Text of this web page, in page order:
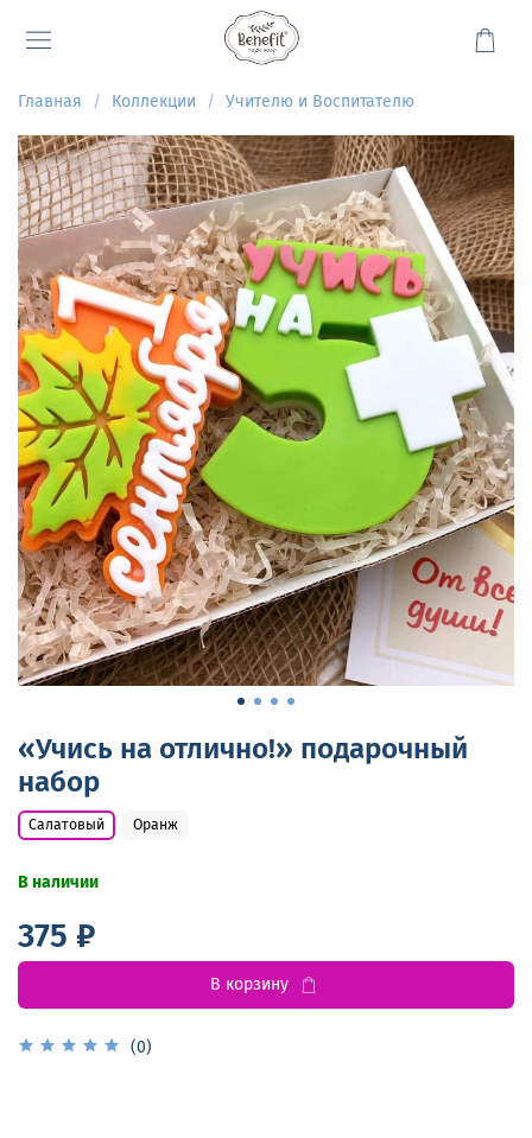
Главная Коллекции Учителю и Воспитателю
«Учись на отлично!» подарочный
набор
(0)
Салатовый Оранж
В наличии
375 ₽
В корзину